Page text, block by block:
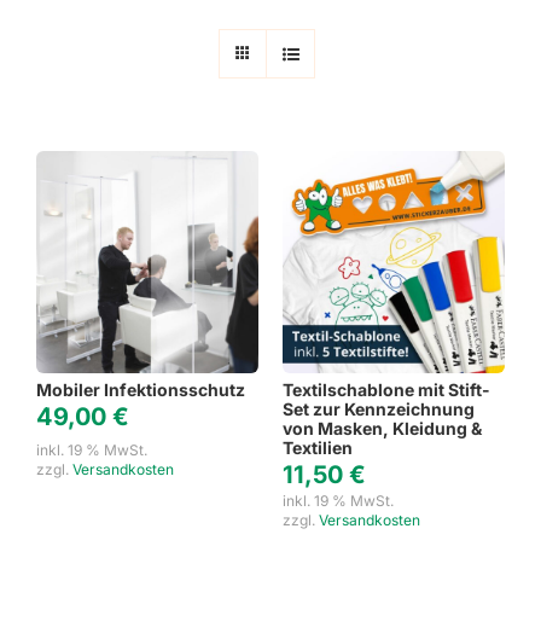
Mobiler Infektionsschutz
49,00 €
inkl. 19 % MwSt.
zzgl. Versandkosten
Textilschablone mit Stift-
Set zur Kennzeichnung
von Masken, Kleidung &
Textilien
11,50 €
inkl. 19 % MwSt.
zzgl. Versandkosten